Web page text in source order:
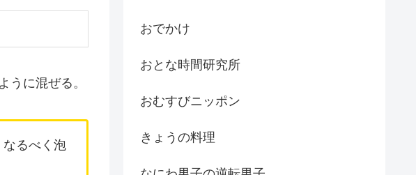
うに混ぜる。
なるべく泡
おでかけ
おとな時間研究所
おむすびニッポン
きょうの料理